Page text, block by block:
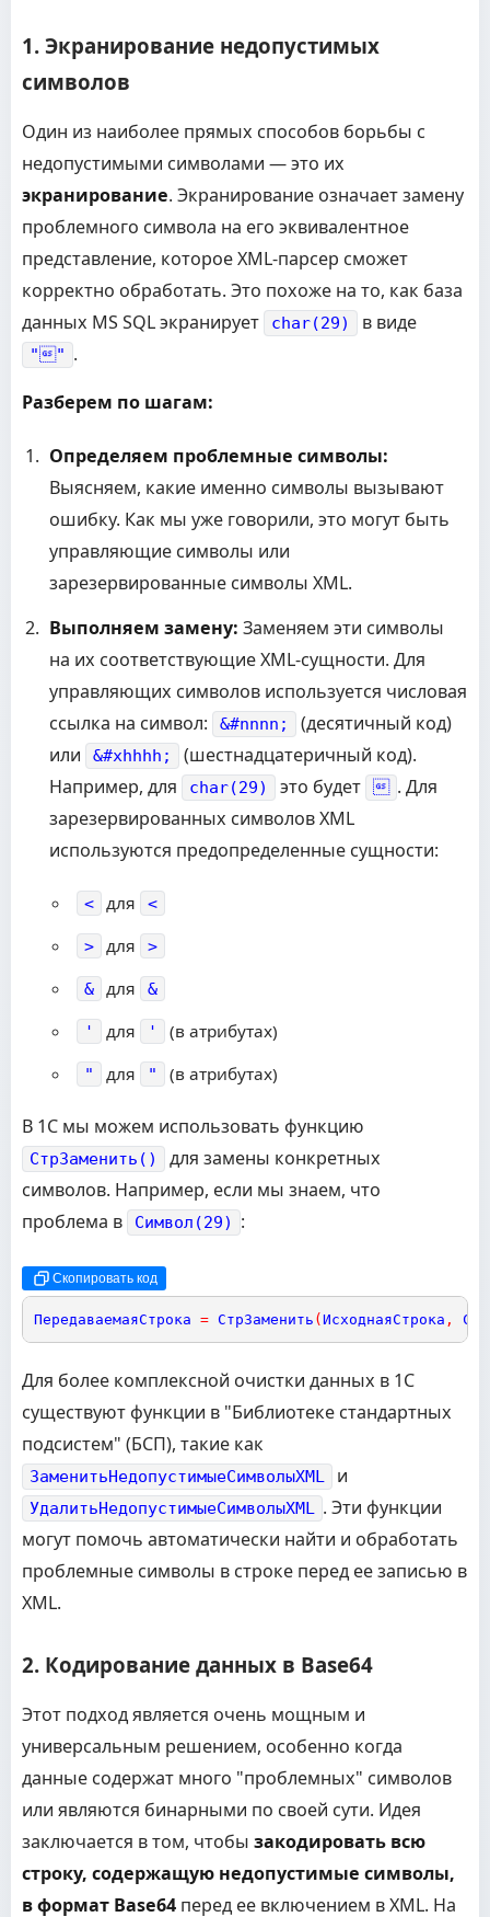
1. Экранирование недопустимых
символов
Один из наиболее прямых способов борьбы с
недопустимыми символами — это их
экранирование. Экранирование означает замену
проблемного символа на его эквивалентное
представление, которое XML-парсер сможет
корректно обработать. Это похоже на то, как база
данных MS SQL экранирует
char(29) в виде
"" .
Разберем по шагам:
Определяем проблемные символы:
Выясняем, какие именно символы вызывают
ошибку. Как мы уже говорили, это могут быть
управляющие символы или
зарезервированные символы XML.
Выполняем замену: Заменяем эти символы
на их соответствующие XML-сущности. Для
управляющих символов используется числовая
ссылка на символ:
&#nnnn;
(десятичный код)
или
&#xhhhh;
(шестнадцатеричный код).
Например, для
char(29) это будет
. Для
зарезервированных символов XML
используются предопределенные сущности:
< для <
> для >
& для &
' для ' (в атрибутах)
" для " (в атрибутах)
В 1С мы можем использовать функцию
СтрЗаменить()
для замены конкретных
символов. Например, если мы знаем, что
проблема в
Символ(29) :
Скопировать код
ПередаваемаяСтрока = СтрЗаменить ( ИсходнаяСтрока ,
Для более комплексной очистки данных в 1С
существуют функции в "Библиотеке стандартных
подсистем" (БСП), такие как
ЗаменитьНедопустимыеСимволыXML и
УдалитьНедопустимыеСимволыXML . Эти функции
могут помочь автоматически найти и обработать
проблемные символы в строке перед ее записью в
XML.
2. Кодирование данных в Base64
Этот подход является очень мощным и
универсальным решением, особенно когда
данные содержат много "проблемных" символов
или являются бинарными по своей сути. Идея
заключается в том, чтобы закодировать всю
строку, содержащую недопустимые символы,
в формат Base64 перед ее включением в XML. На